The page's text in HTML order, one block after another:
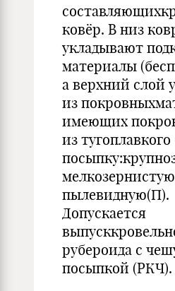
ковёр. В низ
укладывают
материалы
а верхний слой
из
имеющих
из
пылевидную(П).
Допускается
рубероида с
посыпкой (РКЧ).